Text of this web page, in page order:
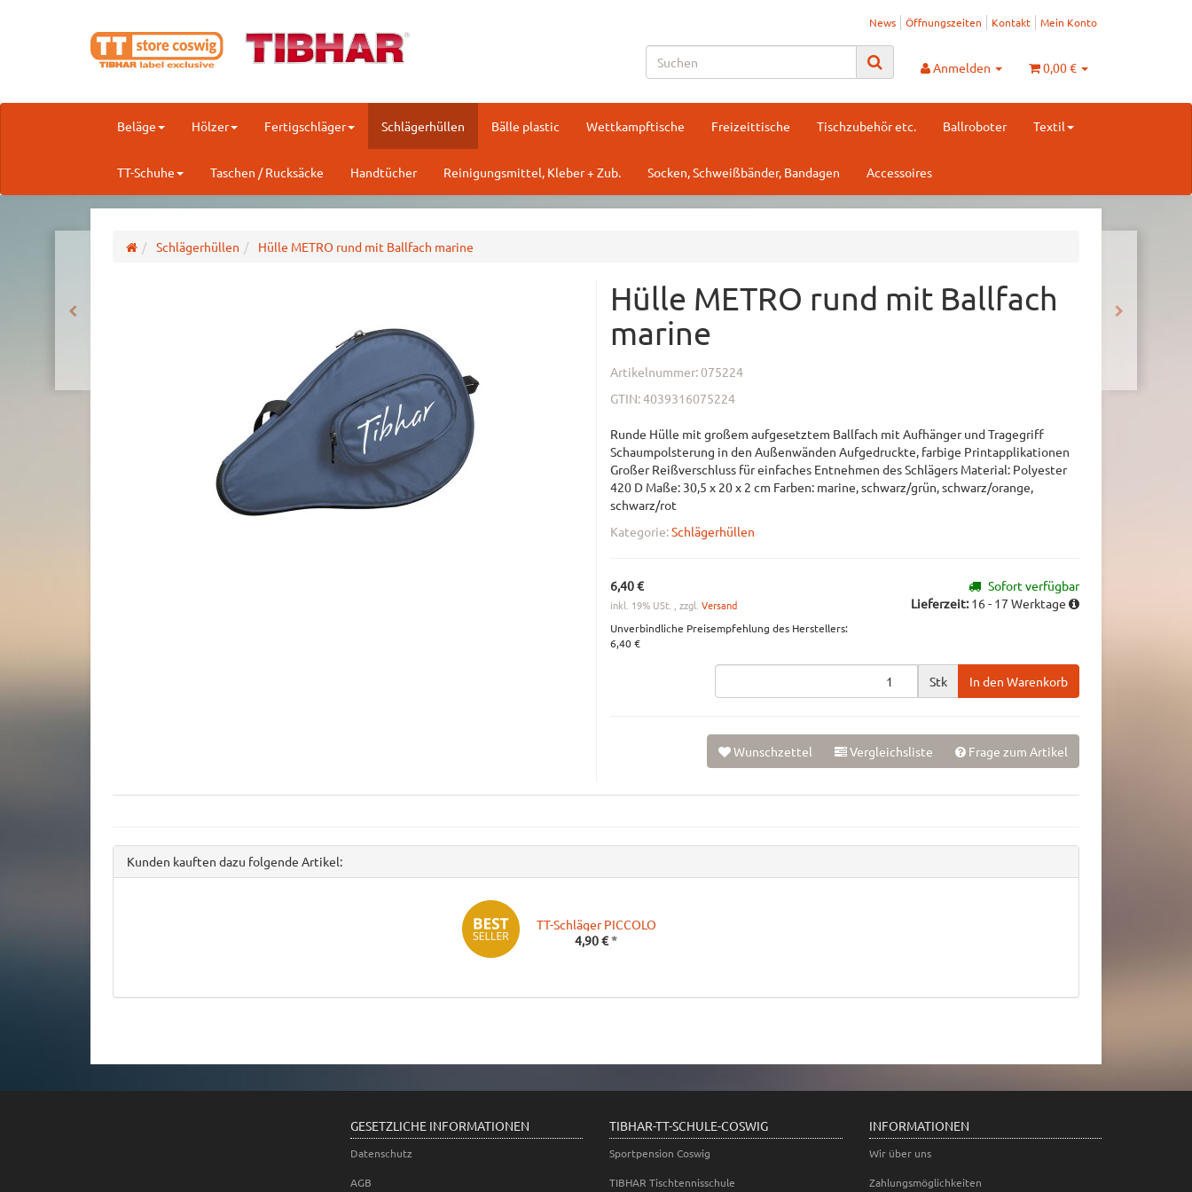
News Öffnungszeiten Kontakt Mein Konto
Anmelden 0,00 €
Beläge Hölzer Fertigschläger Schlägerhüllen Bälle plastic Wettkampftische Freizeittische Tischzubehör etc. Ballroboter Textil
TT-Schuhe Taschen / Rucksäcke Handtücher Reinigungsmittel, Kleber + Zub. Socken, Schweißbänder, Bandagen Accessoires
Schlägerhüllen Hülle METRO rund mit Ballfach marine
Hülle METRO rund mit Ballfach
marine
Artikelnummer:075224
GTIN:4039316075224
Runde Hülle mit großem aufgesetztem Ballfach mit Aufhänger und Tragegriff
Schaumpolsterung in den Außenwänden Aufgedruckte, farbige Printapplikationen
Großer Reißverschluss für einfaches Entnehmen des Schlägers Material: Polyester
420 D Maße: 30,5 x 20 x 2 cm Farben: marine, schwarz/grün, schwarz/orange,
schwarz/rot
Kategorie:Schlägerhüllen
6,40 €
inkl. 19% USt. , zzgl. Versand
Unverbindliche Preisempfehlung des Herstellers:
6,40 €
Sofort verfügbar
Lieferzeit:16 - 17 Werktage
Stk In den Warenkorb
Wunschzettel Vergleichsliste Frage zum Artikel
Kunden kauften dazu folgende Artikel:
TT-Schläger PICCOLO
4,90 €*
GESETZLICHE INFORMATIONEN
Datenschutz
AGB
TIBHAR-TT-SCHULE-COSWIG
Sportpension Coswig
TIBHAR Tischtennisschule
INFORMATIONEN
Wir über uns
Zahlungsmöglichkeiten